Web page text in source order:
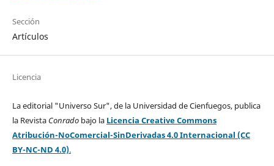
Sección
Artículos
Licencia
La editorial "Universo Sur", de la Universidad de Cienfuegos, publica
la Revista Conradobajo la Licencia Creative Commons
Atribución-NoComercial-SinDerivadas 4.0 Internacional (CC
BY-NC-ND 4.0).